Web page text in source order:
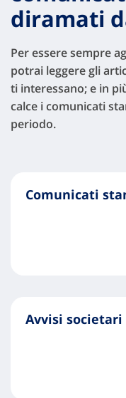
diramati
Per essere sempre
potrai leggere gli
ti interessano; e in
calce i comunicati
periodo.
Comunicati
Avvisi societari